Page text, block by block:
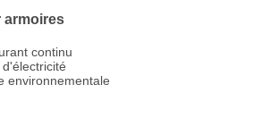
armoires
continu
environnementale